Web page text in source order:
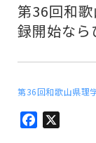
第36回和
録開始なら
第36回和歌山県理
Facebook